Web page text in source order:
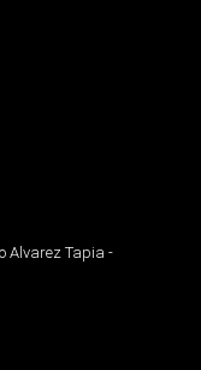
Alvarez Tapia -